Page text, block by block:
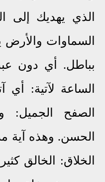
الذي يهديك
السماوات
بباطل. أي دون
الساعة لآتية:
الصفح الجميل:
الحسن. وهذه
الخلاق: الخالق